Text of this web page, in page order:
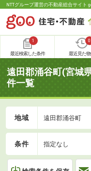
NTTグループ運営の不動産総合サイト
1
最近検索した条件
0
最近見た
遠田郡涌谷町(宮城
件一覧
地域 遠田郡涌谷町
条件 指定なし